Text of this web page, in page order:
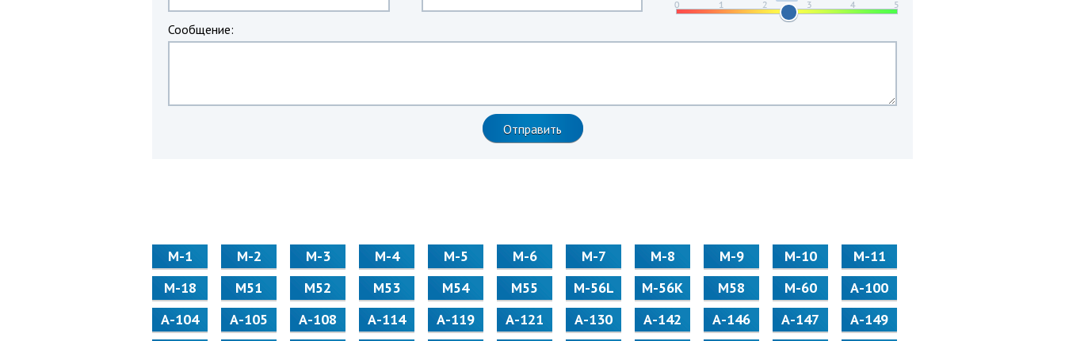
Сообщение:
М-1 М-2 М-3 М-4 М-5 М-6 М-7 М-8 М-9 М-10
М-11
М-18
М51 М52 М53 М54 М55 M-56L M-56K М58 M-60
А-100
А-104
А-105 А-108 А-114 А-119 А-121 А-130 А-142 А-146 А-147
А-149